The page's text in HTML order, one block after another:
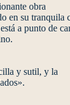
obra
su tranquila
a punto de
y sutil, y la